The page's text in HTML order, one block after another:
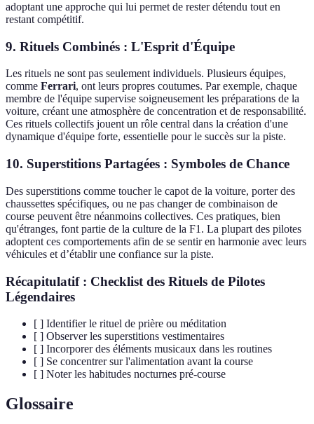
adoptant une approche qui lui permet de rester détendu tout en
restant compétitif.
9. Rituels Combinés : L'Esprit d'Équipe
Les rituels ne sont pas seulement individuels. Plusieurs équipes,
comme Ferrari, ont leurs propres coutumes. Par exemple, chaque
membre de l'équipe supervise soigneusement les préparations de la
voiture, créant une atmosphère de concentration et de responsabilité.
Ces rituels collectifs jouent un rôle central dans la création d'une
dynamique d'équipe forte, essentielle pour le succès sur la piste.
10. Superstitions Partagées : Symboles de Chance
Des superstitions comme toucher le capot de la voiture, porter des
chaussettes spécifiques, ou ne pas changer de combinaison de
course peuvent être néanmoins collectives. Ces pratiques, bien
qu'étranges, font partie de la culture de la F1. La plupart des pilotes
adoptent ces comportements afin de se sentir en harmonie avec leurs
véhicules et d’établir une confiance sur la piste.
Récapitulatif : Checklist des Rituels de Pilotes
Légendaires
[ ] Identifier le rituel de prière ou méditation
[ ] Observer les superstitions vestimentaires
[ ] Incorporer des éléments musicaux dans les routines
[ ] Se concentrer sur l'alimentation avant la course
[ ] Noter les habitudes nocturnes pré-course
Glossaire